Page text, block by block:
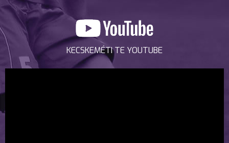
KECSKEMÉTI TE YOUTUBE